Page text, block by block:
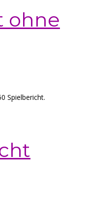
ohne
Spielbericht.